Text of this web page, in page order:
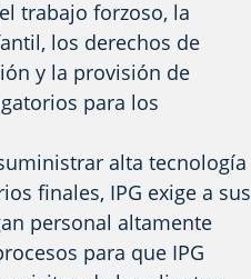
trabajo forzoso, la
los derechos de
y la provisión de
para los
alta tecnología
finales, IPG exige a sus
personal altamente
para que IPG